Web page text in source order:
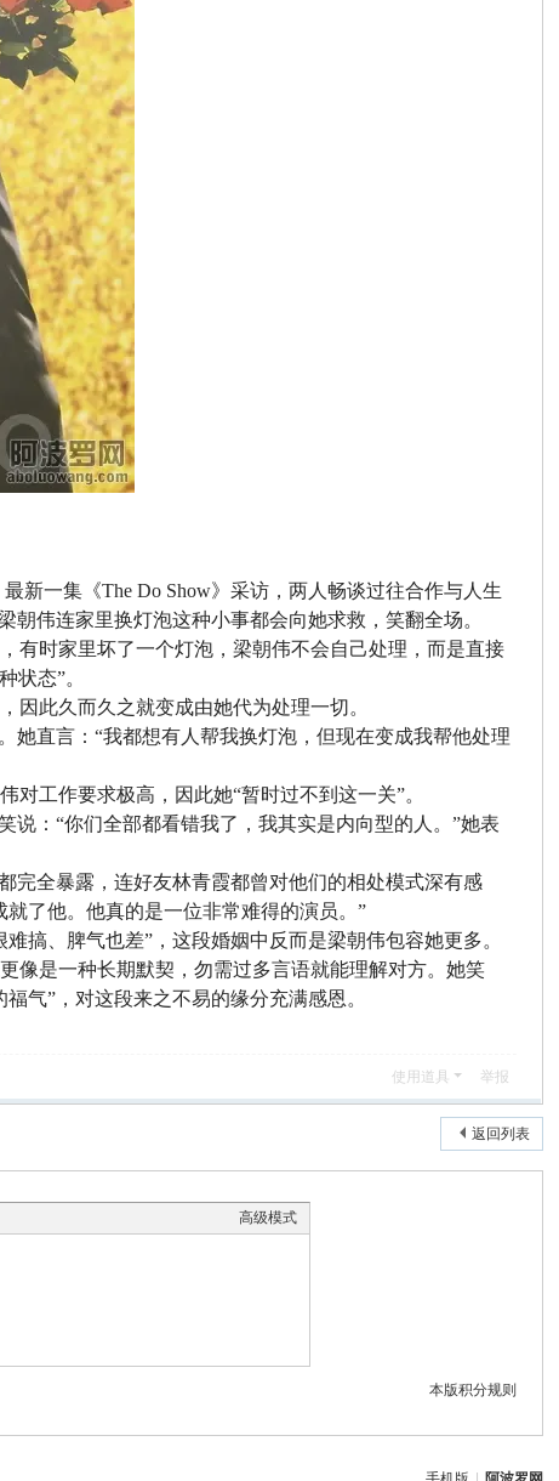
新一集《The Do Show》采访，两人畅谈过往合作与人生
伟连家里换灯泡这种小事都会向她求救，笑翻全场。
有时家里坏了一个灯泡，梁朝伟不会自己处理，而是直接
状态”。
因此久而久之就变成由她代为处理一切。
她直言：“我都想有人帮我换灯泡，但现在变成我帮他处理
工作要求极高，因此她“暂时过不到这一关”。
说：“你们全部都看错我了，我其实是内向型的人。”她表
完全暴露，连好友林青霞都曾对他们的相处模式深有感
了他。他真的是一位非常难得的演员。”
搞、脾气也差”，这段婚姻中反而是梁朝伟包容她更多。
像是一种长期默契，勿需过多言语就能理解对方。她笑
气”，对这段来之不易的缘分充满感恩。
使用道具 举报
返回列表
高级模式
本版积分规则